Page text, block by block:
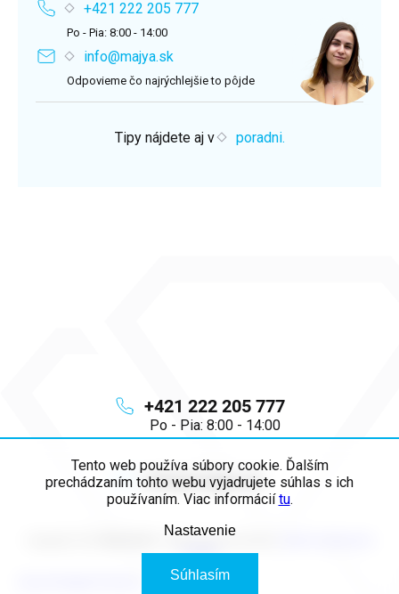
Tento web používa súbory cookie. Ďalším
prechádzaním tohto webu vyjadrujete súhlas s ich
používaním. Viac informáciítu.
Nastavenie
Súhlasím
info@majya.sk
+421 222 205 777
Po - Pia: 8:00 - 14:00
+421 222 205 777
Po - Pia: 8:00 - 14:00
info@majya.sk
Odpovieme čo najrýchlejšie to pôjde
Tipy nájdete aj v poradni.
cookies